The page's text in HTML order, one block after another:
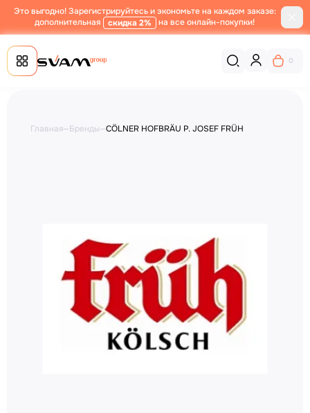
Это выгодно! Зарегистрируйтесь и экономьте на каждом заказе:
дополнительная
скидка 2% на все онлайн-покупки!
0
Главная—Бренды—CÖLNER HOFBRÄU P. JOSEF FRÜH